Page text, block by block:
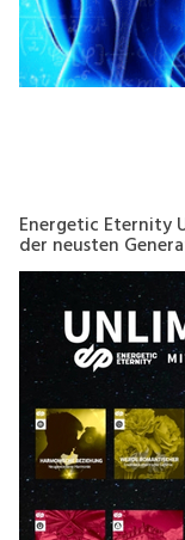
Energetic Eternity
der neusten